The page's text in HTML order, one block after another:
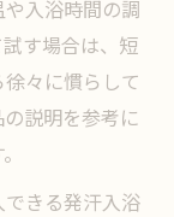
入浴時間の調
す場合は、短
々に慣らして
説明を参考に
きる発汗入浴